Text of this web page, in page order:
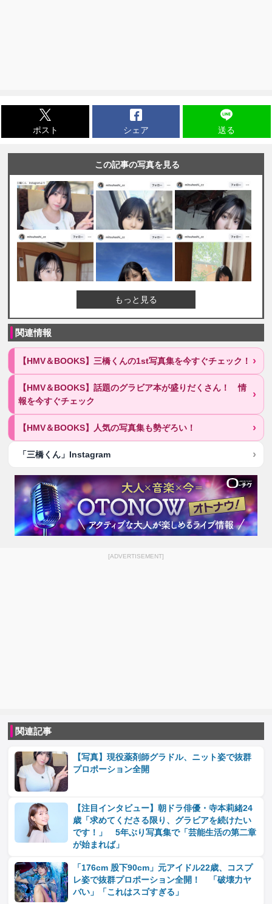
ポスト シェア 送る
この記事の写真を見る
もっと見る
関連情報
【HMV＆BOOKS】三橋くんの1st写真集を今すぐチェック！
【HMV＆BOOKS】話題のグラビア本が盛りだくさん！ 情
報を今すぐチェック
【HMV＆BOOKS】人気の写真集も勢ぞろい！
「三橋くん」Instagram
[ADVERTISEMENT]
関連記事
【写真】現役薬剤師グラドル、ニット姿で抜群
プロポーション全開
【注目インタビュー】朝ドラ俳優・寺本莉緒24
歳「求めてくださる限り、グラビアを続けたい
です！」 5年ぶり写真集で「芸能生活の第二章
が始まれば」
「176cm 股下90cm」元アイドル22歳、コスプ
レ姿で抜群プロポーション全開！ 「破壊力ヤ
バい」「これはスゴすぎる」